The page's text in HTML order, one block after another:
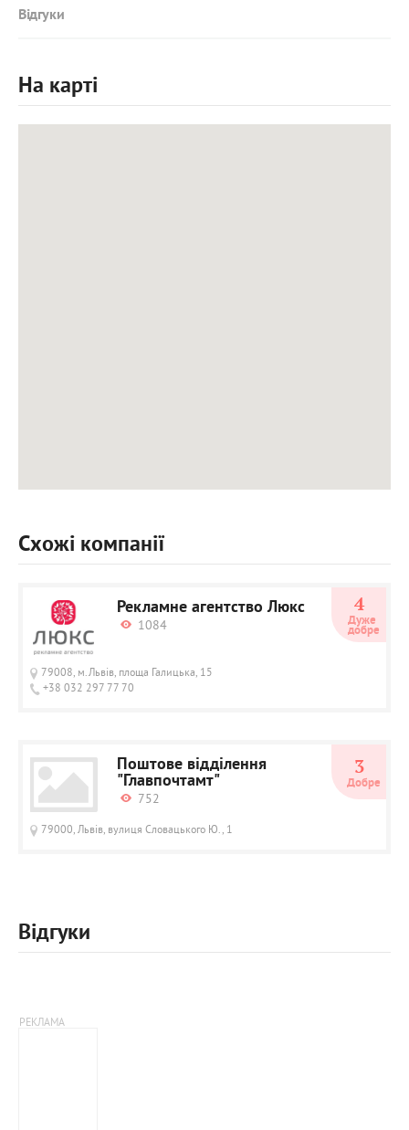
Відгуки
На карті
Схожі компанії
Рекламне агентство Люкс
1084
79008, м.Львів, площа Галицька, 15
+38 032 297 77 70
4
Дуже
добре
Поштове відділення
"Главпочтамт"
752
79000, Львів, вулиця Словацького Ю., 1
3
Добре
Відгуки